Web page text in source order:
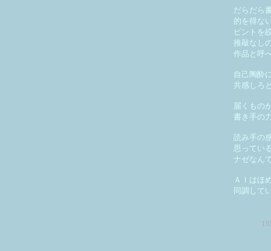
だらだら
的を得な
ピントを
推敲なし
作品と呼
自己陶酔
共感しろ
届くもの
書き手の
読み手の
思ってい
ナゼなん
ＡＩはほ
同調して